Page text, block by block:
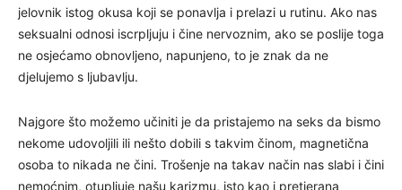
jelovnik istog okusa koji se ponavlja i prelazi u rutinu. Ako nas
seksualni odnosi iscrpljuju i čine nervoznim, ako se poslije toga
ne osjećamo obnovljeno, napunjeno, to je znak da ne
djelujemo s ljubavlju.
Najgore što možemo učiniti je da pristajemo na seks da bismo
nekome udovoljili ili nešto dobili s takvim činom, magnetična
osoba to nikada ne čini. Trošenje na takav način nas slabi i čini
nemoćnim, otupljuje našu karizmu, isto kao i pretjerana